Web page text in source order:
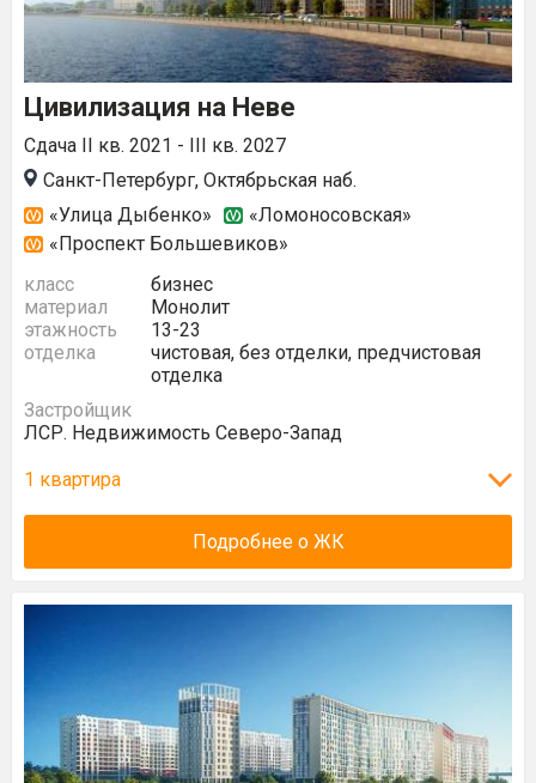
Цивилизация на Неве
Сдача II кв. 2021 - III кв. 2027
Санкт-Петербург, Октябрьская наб.
«Улица Дыбенко»
«Ломоносовская»
«Проспект Большевиков»
класс
бизнес
материал
Монолит
этажность
13-23
отделка
чистовая, без отделки, предчистовая
отделка
Застройщик
ЛСР. Недвижимость Северо-Запад
1 квартира
Подробнее о ЖК